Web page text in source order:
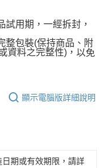
試用期，一經拆封，
整包裝(保持商品、附
資料之完整性)， 以免
顯示電腦版詳細說明
期或有效期限，請詳